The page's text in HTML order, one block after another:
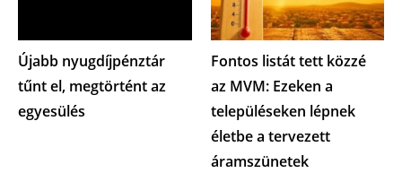
Újabb nyugdíjpénztár
tűnt el, megtörtént az
egyesülés
Fontos listát tett közzé
az MVM: Ezeken a
településeken lépnek
életbe a tervezett
áramszünetek